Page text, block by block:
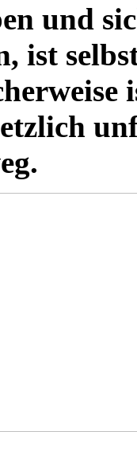
und
ist